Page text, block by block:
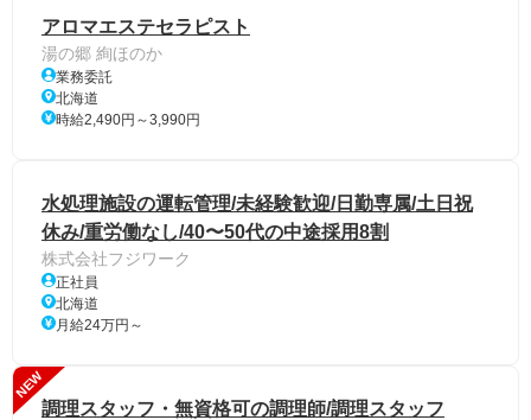
アロマエステセラピスト
湯の郷 絢ほのか
業務委託
北海道
時給2,490円～3,990円
水処理施設の運転管理/未経験歓迎/日勤専属/土日祝
休み/重労働なし/40〜50代の中途採用8割
株式会社フジワーク
正社員
北海道
月給24万円～
NEW
調理スタッフ・無資格可の調理師/調理スタッフ